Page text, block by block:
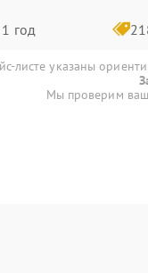
1 год
листе указаны
Мы проверим